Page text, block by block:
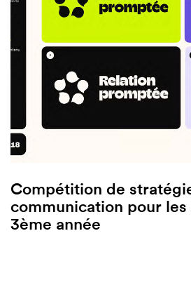
Compétition de
communication pour
3ème année